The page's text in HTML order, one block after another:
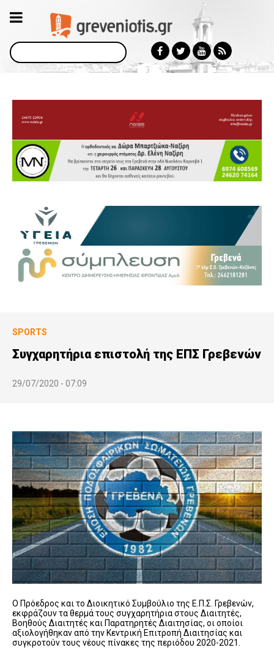
Αναζήτηση
SPORTS
Συγχαρητήρια επιστολή της ΕΠΣ Γρεβενών
29/07/2020 - 07:09
Ο Πρόεδρος και το Διοικητικό Συμβούλιο της Ε.Π.Σ. Γρεβενών,
εκφράζουν τα θερμά τους συγχαρητήρια στους Διαιτητές,
Βοηθούς Διαιτητές και Παρατηρητές Διαιτησίας, οι οποίοι
αξιολογήθηκαν από την Κεντρική Επιτροπή Διαιτησίας και
συγκροτούν τους νέους πίνακες της περιόδου 2020-2021.